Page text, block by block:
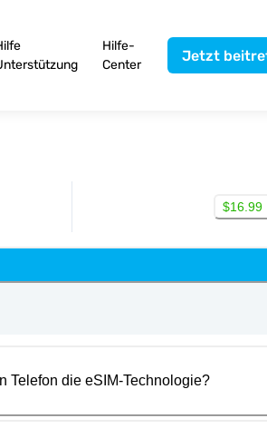
Hilfe-
Center
Jetzt
$16.99
Telefon die eSIM-Technologie?